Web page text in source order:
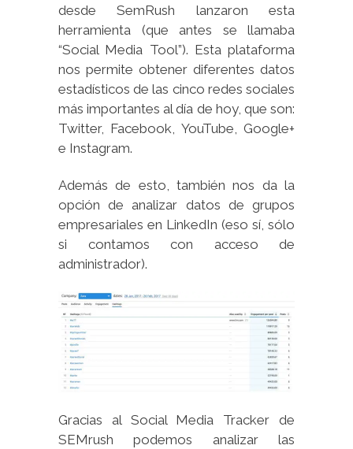
desde SemRush lanzaron esta
herramienta (que antes se llamaba
“Social Media Tool”). Esta plataforma
nos permite obtener diferentes datos
estadísticos de las cinco redes sociales
más importantes al día de hoy, que son:
Twitter, Facebook, YouTube, Google+
e Instagram.
Además de esto, también nos da la
opción de analizar datos de grupos
empresariales en LinkedIn (eso sí, sólo
si contamos con acceso de
administrador).
Gracias al Social Media Tracker de
SEMrush podemos analizar las